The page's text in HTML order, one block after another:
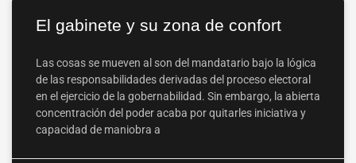
El gabinete y su zona de confort
Las cosas se mueven al son del mandatario bajo la lógica
de las responsabilidades derivadas del proceso electoral
en el ejercicio de la gobernabilidad. Sin embargo, la abierta
concentración del poder acaba por quitarles iniciativa y
capacidad de maniobra a